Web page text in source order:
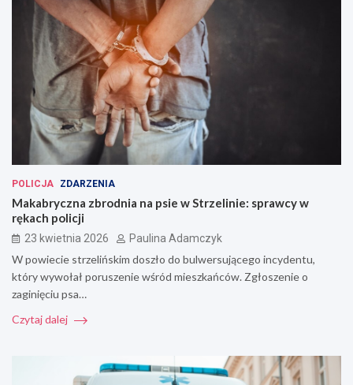
POLICJA ZDARZENIA
Makabryczna zbrodnia na psie w Strzelinie: sprawcy w
rękach policji
23 kwietnia 2026 Paulina Adamczyk
W powiecie strzelińskim doszło do bulwersującego incydentu,
który wywołał poruszenie wśród mieszkańców. Zgłoszenie o
zaginięciu psa…
Czytaj dalej